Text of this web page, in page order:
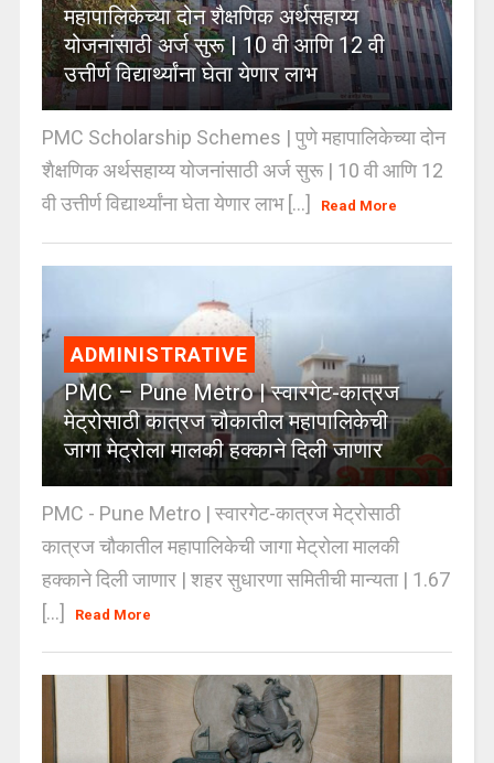
महापालिकेच्या दोन शैक्षणिक अर्थसहाय्य
योजनांसाठी अर्ज सुरू | 10 वी आणि 12 वी
उत्तीर्ण विद्यार्थ्यांना घेता येणार लाभ
PMC Scholarship Schemes | पुणे महापालिकेच्या दोन
शैक्षणिक अर्थसहाय्य योजनांसाठी अर्ज सुरू | 10 वी आणि 12
वी उत्तीर्ण विद्यार्थ्यांना घेता येणार लाभ [...]
Read More
ADMINISTRATIVE
PMC – Pune Metro | स्वारगेट-कात्रज
मेट्रोसाठी कात्रज चौकातील महापालिकेची
जागा मेट्रोला मालकी हक्काने दिली जाणार
PMC - Pune Metro | स्वारगेट-कात्रज मेट्रोसाठी
कात्रज चौकातील महापालिकेची जागा मेट्रोला मालकी
हक्काने दिली जाणार | शहर सुधारणा समितीची मान्यता | 1.67
[...]
Read More